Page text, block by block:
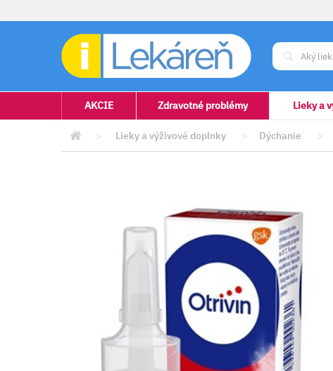
AKCIE Zdravotné problémy Lieky a
> Lieky a výživové doplnky > Dýchanie >